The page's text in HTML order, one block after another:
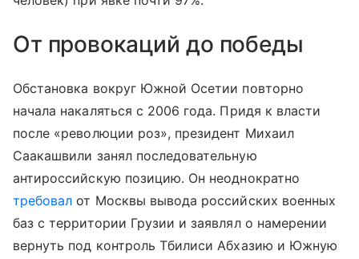
От провокаций до победы
Обстановка вокруг Южной Осетии повторно
начала накаляться с 2006 года. Придя к власти
после «революции роз», президент Михаил
Саакашвили занял последовательную
антироссийскую позицию. Он неоднократно
требовал от Москвы вывода российских военных
баз с территории Грузии и заявлял о намерении
вернуть под контроль Тбилиси Абхазию и Южную